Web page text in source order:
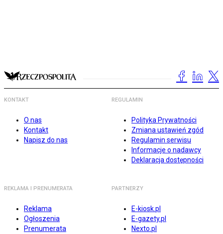
KONTAKT
O nas
Kontakt
Napisz do nas
REGULAMIN
Polityka Prywatności
Zmiana ustawień zgód
Regulamin serwisu
Informacje o nadawcy
Deklaracja dostępności
REKLAMA I PRENUMERATA
Reklama
Ogłoszenia
Prenumerata
PARTNERZY
E-kiosk.pl
E-gazety.pl
Nexto.pl